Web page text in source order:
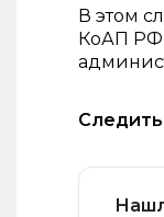
В этом
КоАП РФ